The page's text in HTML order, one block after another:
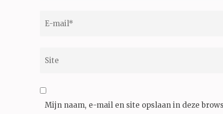
Mijn naam, e-mail en site opslaan in deze